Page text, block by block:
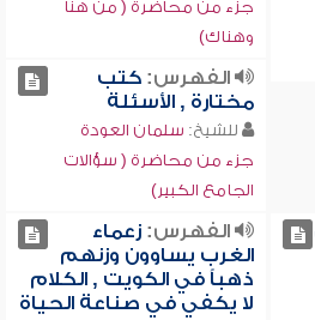
جزء من محاضرة ( من هنا
وهناك)
الفهرس:كتب
مختارة , الأسئلة
للشيخ: سلمان العودة
جزء من محاضرة ( سؤالات
الجامع الكبير)
الفهرس:زعماء
الغرب يساوون وزنهم
ذهباً في الكويت , الكلام
لا يكفي في صناعة الحياة